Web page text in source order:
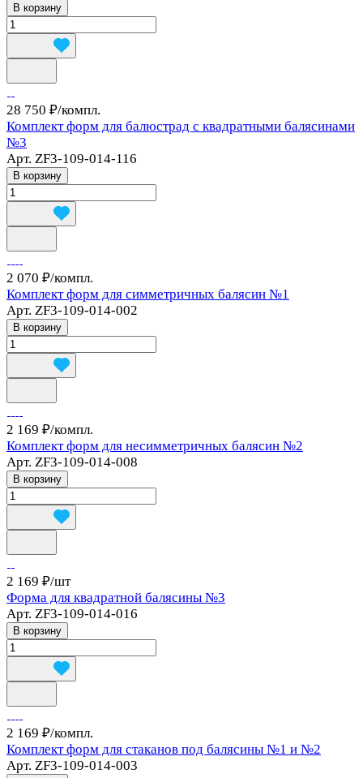
В корзину
28 750 ₽/компл.
Комплект форм для балюстрад с квадратными балясинами
№3
Арт. ZF3-109-014-116
В корзину
2 070 ₽/компл.
Комплект форм для симметричных балясин №1
Арт. ZF3-109-014-002
В корзину
2 169 ₽/компл.
Комплект форм для несимметричных балясин №2
Арт. ZF3-109-014-008
В корзину
2 169 ₽/шт
Форма для квадратной балясины №3
Арт. ZF3-109-014-016
В корзину
2 169 ₽/компл.
Комплект форм для стаканов под балясины №1 и №2
Арт. ZF3-109-014-003